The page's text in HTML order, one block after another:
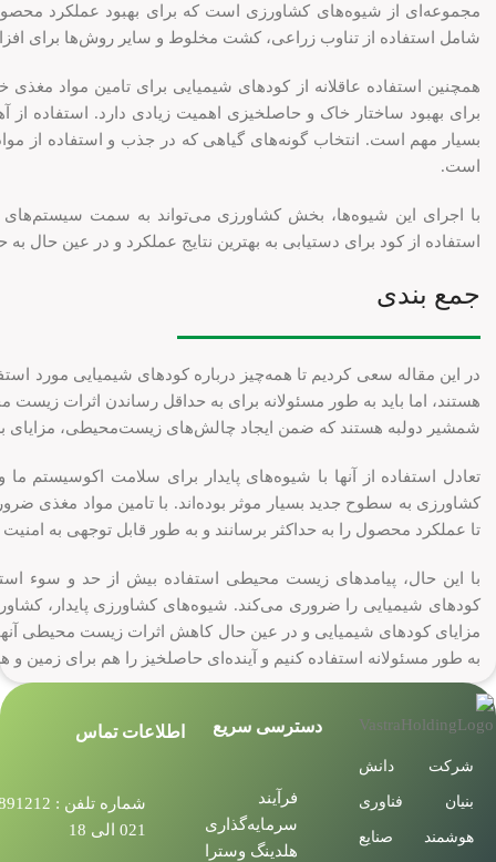
شامل استفاده از تناوب زراعی، کشت مخلوط و سایر روش‌ها برای
همچنین استفاده عاقلانه از کودهای شیمیایی برای تامین مواد
بسیار مهم است. انتخاب گونه‌های گیاهی که در جذب و استفاده از
است.
با اجرای این شیوه‌ها، بخش کشاورزی می‌تواند به سمت سیستم‌های
استفاده از کود برای دستیابی به بهترین نتایج عملکرد و در عین
جمع بندی
در این مقاله سعی کردیم تا همه‌چیز درباره کودهای شیمیایی مورد
هستند، اما باید به طور مسئولانه برای به حداقل رساندن اثرات
شمشیر دولبه هستند که ضمن ایجاد چالش‌های زیست‌محیطی، مزایای
تعادل استفاده از آنها با شیوه‌های پایدار برای سلامت اکوسیستم
تا عملکرد محصول را به حداکثر برسانند و به طور قابل توجهی به
با این حال، پیامدهای زیست محیطی استفاده بیش از حد و سوء
کودهای شیمیایی را ضروری می‌کند. شیوه‌های کشاورزی پایدار،
مزایای کودهای شیمیایی و در عین حال کاهش اثرات زیست محیطی
به طور مسئولانه استفاده کنیم و آینده‌ای حاصلخیز را هم برای زمین
شرکت دانش
بنیان فناوری
هوشمند صنایع
دسترسی سریع
فرآیند
سرمایه‌گذاری
هلدینگ وسترا
اطلاعات تماس
شماره تلفن :
021 الی 18